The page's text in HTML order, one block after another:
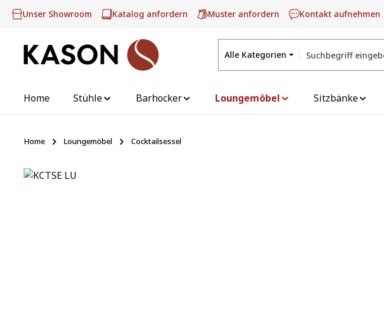
Hauptinhalt springen
Zur Suche springen
Zur Hauptnavigation springen
Unser Showroom Katalog anfordern Muster anfordern Kontakt aufnehmen
Alle Kategorien
Home Stühle Barhocker Loungemöbel Sitzbänke
Home Loungemöbel Cocktailsessel
Bildergalerie überspringen